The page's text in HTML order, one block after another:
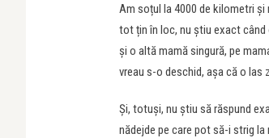
Am soțul la 4000 de kilometri
tot țin în loc, nu știu exact când
și o altă mamă singură, pe
vreau s-o deschid, așa că o las
Și, totuși, nu știu să răspund
nădejde pe care pot să-i strig